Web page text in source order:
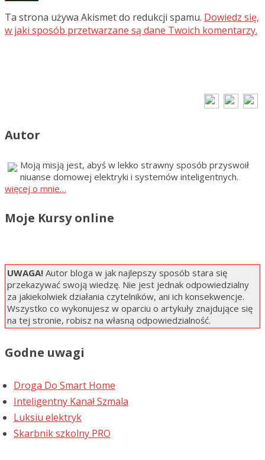
Ta strona używa Akismet do redukcji spamu. Dowiedz się,
w jaki sposób przetwarzane są dane Twoich komentarzy.
Autor
Moją misją jest, abyś w lekko strawny sposób przyswoił
niuanse domowej elektryki i systemów inteligentnych.
więcej o mnie…
Moje Kursy online
UWAGA! Autor bloga w jak najlepszy sposób stara się
przekazywać swoją wiedzę. Nie jest jednak odpowiedzialny
za jakiekolwiek działania czytelników, ani ich konsekwencje.
Wszystko co wykonujesz w oparciu o artykuły znajdujące się
na tej stronie, robisz na własną odpowiedzialność.
Godne uwagi
Droga Do Smart Home
Inteligentny Kanał Szmala
Luksiu elektryk
Skarbnik szkolny PRO